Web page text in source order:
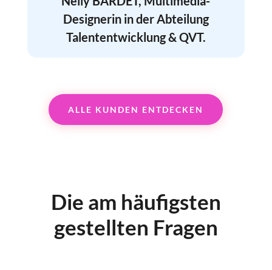
Designerin in der Abteilung
Talententwicklung & QVT.
ALLE KUNDEN ENTDECKEN
Die am häufigsten
gestellten Fragen